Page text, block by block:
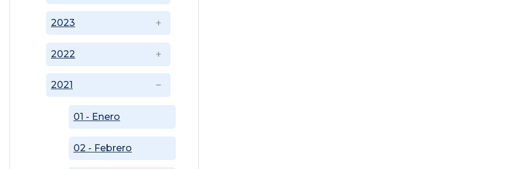
2021
01 - Enero
02 - Febrero
2022
2023